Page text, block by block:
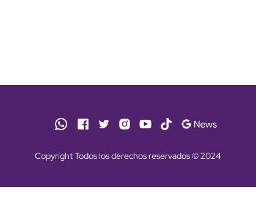
Copyright Todos los derechos reservados © 2024